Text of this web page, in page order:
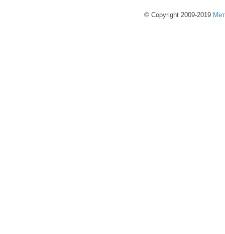
© Copyright 2009-2019